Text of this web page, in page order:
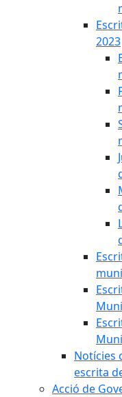
2023
Notícies
escrita
Acció de